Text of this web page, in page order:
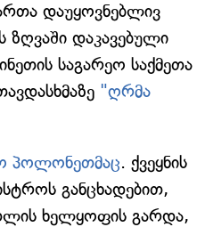
დაუყოვნებლივ
ზღვაში დაკავებული
საგარეო საქმეთა
"ღრმა
პოლონეთმაც. ქვეყნის
განცხადებით,
ხელყოფის გარდა,